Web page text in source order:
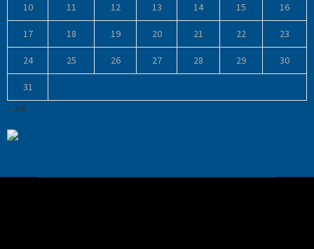
10 11 12 13 14 15 16
17 18 19 20 21 22 23
24 25 26 27 28 29 30
31
« Jul